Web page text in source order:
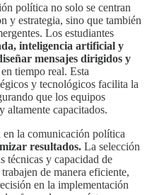
política no solo se centran
y estrategia, sino que también
Los estudiantes
inteligencia artificial y
mensajes dirigidos y
en tiempo real. Esta
y tecnológicos facilita la
que los equipos
altamente capacitados.
la comunicación política
resultados. La selección
técnicas y capacidad de
de manera eficiente,
en la implementación